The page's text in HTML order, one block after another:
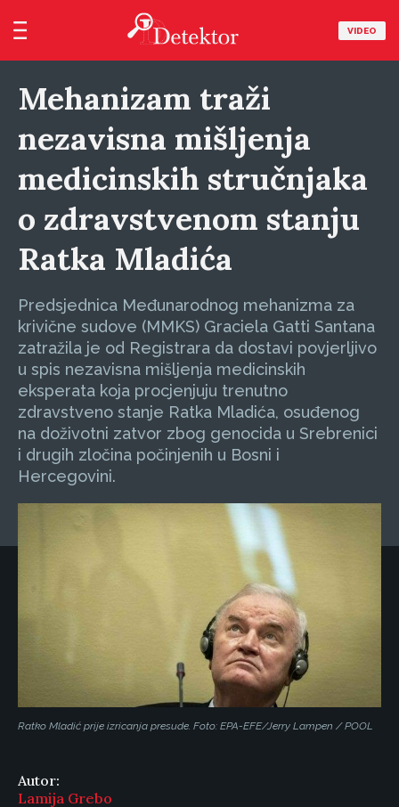
VIDEO
Mehanizam traži
nezavisna mišljenja
medicinskih stručnjaka
o zdravstvenom stanju
Ratka Mladića
Predsjednica Međunarodnog mehanizma za
krivične sudove (MMKS) Graciela Gatti Santana
zatražila je od Registrara da dostavi povjerljivo
u spis nezavisna mišljenja medicinskih
eksperata koja procjenjuju trenutno
zdravstveno stanje Ratka Mladića, osuđenog
na doživotni zatvor zbog genocida u Srebrenici
i drugih zločina počinjenih u Bosni i
Hercegovini.
Ratko Mladić prije izricanja presude. Foto: EPA-EFE/Jerry Lampen / POOL
Autor:
Lamija Grebo